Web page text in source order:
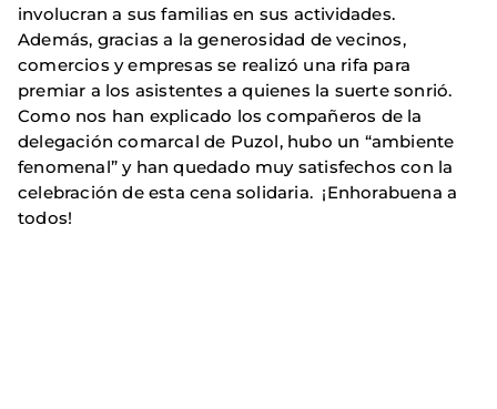
involucran a sus familias en sus actividades.
Además, gracias a la generosidad de vecinos,
comercios y empresas se realizó una rifa para
premiar a los asistentes a quienes la suerte sonrió.
Como nos han explicado los compañeros de la
delegación comarcal de Puzol, hubo un “ambiente
fenomenal” y han quedado muy satisfechos con la
celebración de esta cena solidaria. ¡Enhorabuena a
todos!